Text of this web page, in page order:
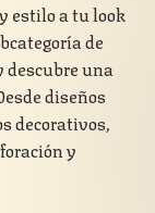
estilo a tu look
de
una
diseños
decorativos,
y